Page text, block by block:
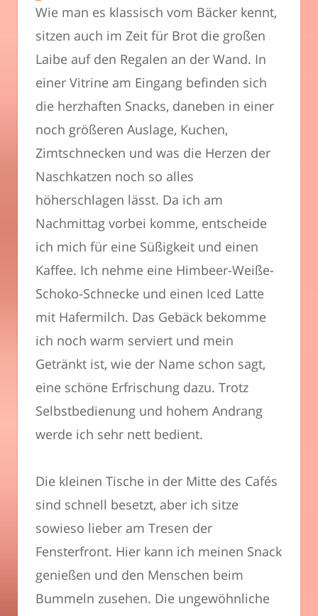
Wie man es klassisch vom Bäcker kennt,
sitzen auch im Zeit für Brot die großen
Laibe auf den Regalen an der Wand. In
einer Vitrine am Eingang befinden sich
die herzhaften Snacks, daneben in einer
noch größeren Auslage, Kuchen,
Zimtschnecken und was die Herzen der
Naschkatzen noch so alles
höherschlagen lässt. Da ich am
Nachmittag vorbei komme, entscheide
ich mich für eine Süßigkeit und einen
Kaffee. Ich nehme eine Himbeer-Weiße-
Schoko-Schnecke und einen Iced Latte
mit Hafermilch. Das Gebäck bekomme
ich noch warm serviert und mein
Getränkt ist, wie der Name schon sagt,
eine schöne Erfrischung dazu. Trotz
Selbstbedienung und hohem Andrang
werde ich sehr nett bedient.
Die kleinen Tische in der Mitte des Cafés
sind schnell besetzt, aber ich sitze
sowieso lieber am Tresen der
Fensterfront. Hier kann ich meinen Snack
genießen und den Menschen beim
Bummeln zusehen. Die ungewöhnliche